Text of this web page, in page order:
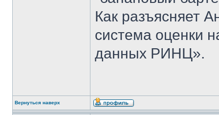
Как разъясняет
система оценки
данных РИНЦ».
Вернуться наверх